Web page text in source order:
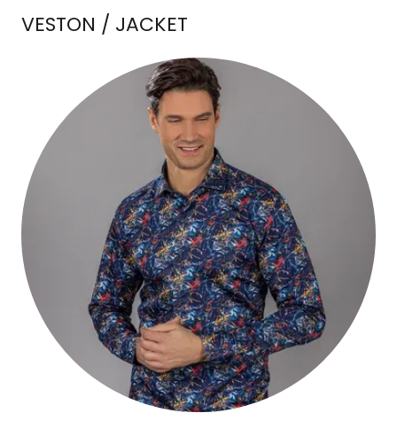
VESTON / JACKET